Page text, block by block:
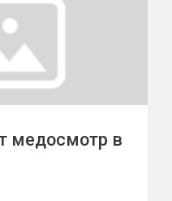
медосмотр в